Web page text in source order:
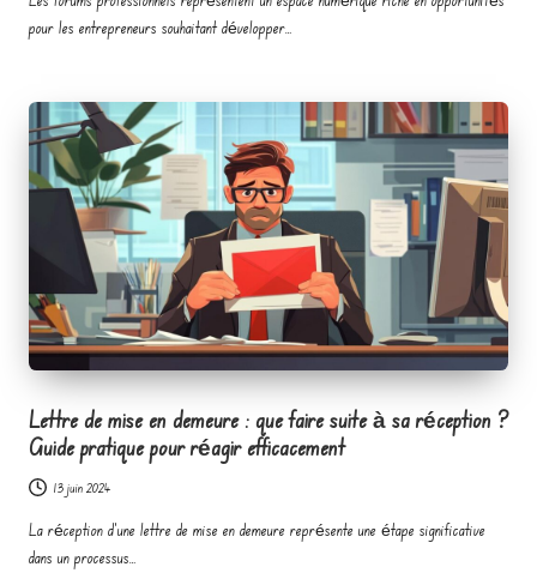
pour les entrepreneurs souhaitant développer…
Lettre de mise en demeure : que faire suite à sa réception ?
Guide pratique pour réagir efficacement
13 juin 2024
La réception d'une lettre de mise en demeure représente une étape significative
dans un processus…